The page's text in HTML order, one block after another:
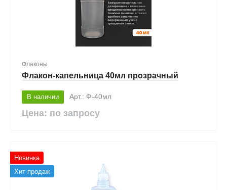
Флаконы
Флакон-капельница 40мл прозрачный
В наличии Арт.: Ф-40мл
Цена: по запросу
Новинка
Хит продаж